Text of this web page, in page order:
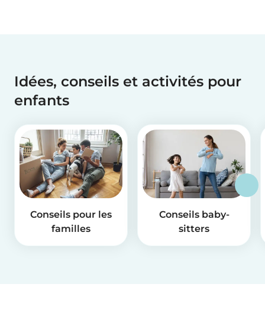
Idées, conseils et activités pour
enfants
Conseils pour les
familles
Conseils baby-
sitters